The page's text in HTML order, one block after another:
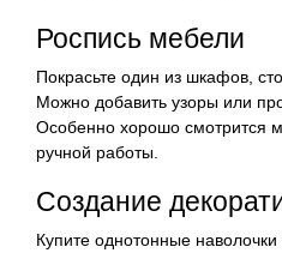
Роспись мебели
Покрасьте один из шкафов,
Можно добавить узоры или
Особенно хорошо смотрится
ручной работы.
Создание
Купите однотонные наволочки